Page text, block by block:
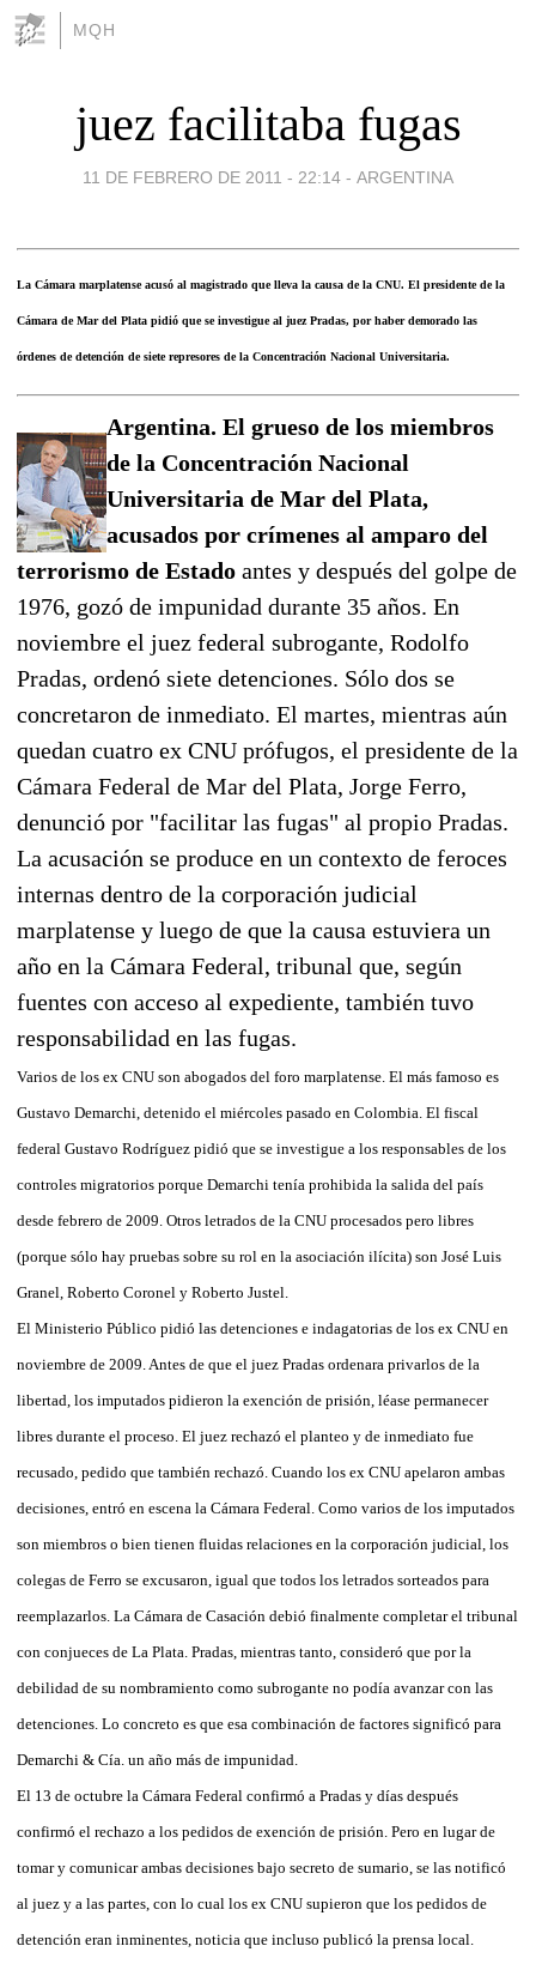
MQH
juez facilitaba fugas
11 DE FEBRERO DE 2011 - 22:14 - ARGENTINA
La Cámara marplatense acusó al magistrado que lleva la causa de la CNU. El presidente de la
Cámara de Mar del Plata pidió que se investigue al juez Pradas, por haber demorado las
órdenes de detención de siete represores de la Concentración Nacional Universitaria.
Argentina. El grueso de los miembros
de la Concentración Nacional
Universitaria de Mar del Plata,
acusados por crímenes al amparo del
terrorismo de Estado antes y después del golpe de
1976, gozó de impunidad durante 35 años. En
noviembre el juez federal subrogante, Rodolfo
Pradas, ordenó siete detenciones. Sólo dos se
concretaron de inmediato. El martes, mientras aún
quedan cuatro ex CNU prófugos, el presidente de la
Cámara Federal de Mar del Plata, Jorge Ferro,
denunció por "facilitar las fugas" al propio Pradas.
La acusación se produce en un contexto de feroces
internas dentro de la corporación judicial
marplatense y luego de que la causa estuviera un
año en la Cámara Federal, tribunal que, según
fuentes con acceso al expediente, también tuvo
responsabilidad en las fugas.
Varios de los ex CNU son abogados del foro marplatense. El más famoso es
Gustavo Demarchi, detenido el miércoles pasado en Colombia. El fiscal
federal Gustavo Rodríguez pidió que se investigue a los responsables de los
controles migratorios porque Demarchi tenía prohibida la salida del país
desde febrero de 2009. Otros letrados de la CNU procesados pero libres
(porque sólo hay pruebas sobre su rol en la asociación ilícita) son José Luis
Granel, Roberto Coronel y Roberto Justel.
El Ministerio Público pidió las detenciones e indagatorias de los ex CNU en
noviembre de 2009. Antes de que el juez Pradas ordenara privarlos de la
libertad, los imputados pidieron la exención de prisión, léase permanecer
libres durante el proceso. El juez rechazó el planteo y de inmediato fue
recusado, pedido que también rechazó. Cuando los ex CNU apelaron ambas
decisiones, entró en escena la Cámara Federal. Como varios de los imputados
son miembros o bien tienen fluidas relaciones en la corporación judicial, los
colegas de Ferro se excusaron, igual que todos los letrados sorteados para
reemplazarlos. La Cámara de Casación debió finalmente completar el tribunal
con conjueces de La Plata. Pradas, mientras tanto, consideró que por la
debilidad de su nombramiento como subrogante no podía avanzar con las
detenciones. Lo concreto es que esa combinación de factores significó para
Demarchi & Cía. un año más de impunidad.
El 13 de octubre la Cámara Federal confirmó a Pradas y días después
confirmó el rechazo a los pedidos de exención de prisión. Pero en lugar de
tomar y comunicar ambas decisiones bajo secreto de sumario, se las notificó
al juez y a las partes, con lo cual los ex CNU supieron que los pedidos de
detención eran inminentes, noticia que incluso publicó la prensa local.